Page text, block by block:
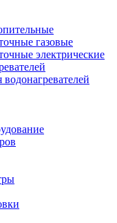
газовые
электрические